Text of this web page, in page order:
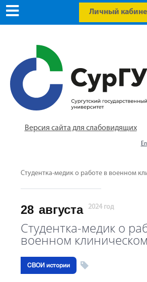
Личный
Версия сайта для слабовидящих
Студентка-медик о работе в военном
28 августа 2024 год
Студентка-медик о
военном
СВОИ истории